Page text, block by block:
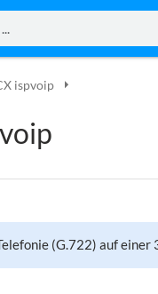
ispvoip
(G.722) auf